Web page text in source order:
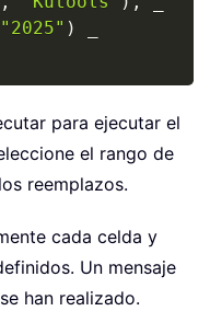
"2025" )
para ejecutar el
el rango de
reemplazos.
cada celda y
Un mensaje
han realizado.